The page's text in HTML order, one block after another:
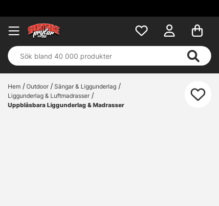
Hem Outdoor
Sängar & Liggunderlag
Liggunderlag & Luftmadrasser
Uppblåsbara Liggunderlag & Madrasser